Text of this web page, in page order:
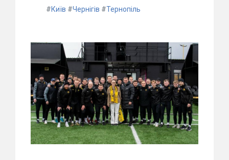
#Київ #Чернігів #Тернопіль